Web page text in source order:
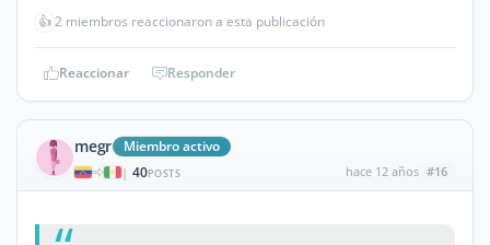
👍2 miembros reaccionaron a esta publicación
Reaccionar Responder
megr Miembro activo
| 40POSTS hace 12 años #16